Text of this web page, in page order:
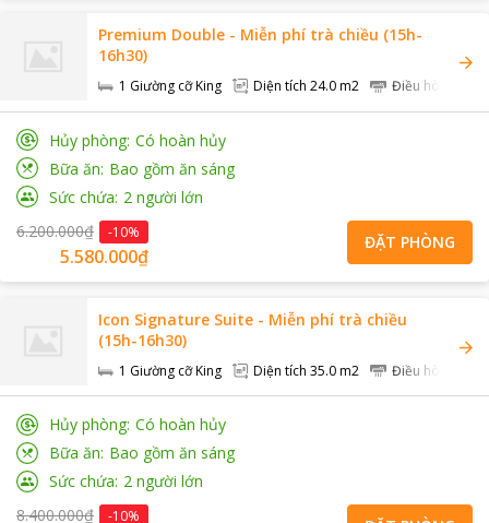
Premium Double - Miễn phí trà chiều (15h-
16h30)
1 Giường cỡ King Diện tích 24.0 m2 Điều hòa
Hủy phòng Có hoàn hủy
Bữa ăn Bao gồm ăn sáng
Sức chứa 2 người lớn
6.200.000₫
-10%
5.580.000₫
ĐẶT PHÒNG
Icon Signature Suite - Miễn phí trà chiều
(15h-16h30)
1 Giường cỡ King Diện tích 35.0 m2 Điều hòa
Hủy phòng Có hoàn hủy
Bữa ăn Bao gồm ăn sáng
Sức chứa 2 người lớn
8.400.000₫
-10%